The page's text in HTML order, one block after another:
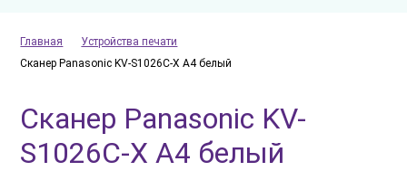
Главная
Устройства печати
Сканер Panasonic KV-S1026C-X A4 белый
Сканер Panasonic KV-
S1026C-X A4 белый